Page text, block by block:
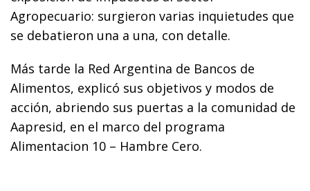
Agropecuario: surgieron varias inquietudes que
se debatieron una a una, con detalle.
Más tarde la Red Argentina de Bancos de
Alimentos, explicó sus objetivos y modos de
acción, abriendo sus puertas a la comunidad de
Aapresid, en el marco del programa
Alimentacion 10 – Hambre Cero.